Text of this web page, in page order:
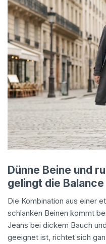
Dünne Beine und
gelingt die Balance
Die Kombination aus einer
schlanken Beinen kommt
Jeans bei dickem Bauch
geeignet ist, richtet sich